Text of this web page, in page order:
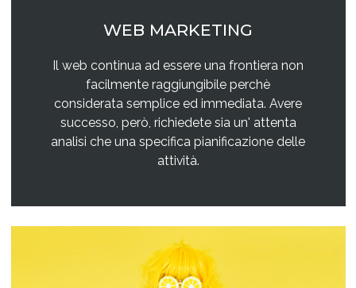
WEB MARKETING
Il web continua ad essere una frontiera non
facilmente raggiungibile perchè
considerata semplice ed immediata. Avere
successo, però, richiedete sia un' attenta
analisi che una specifica pianificazione delle
attività.